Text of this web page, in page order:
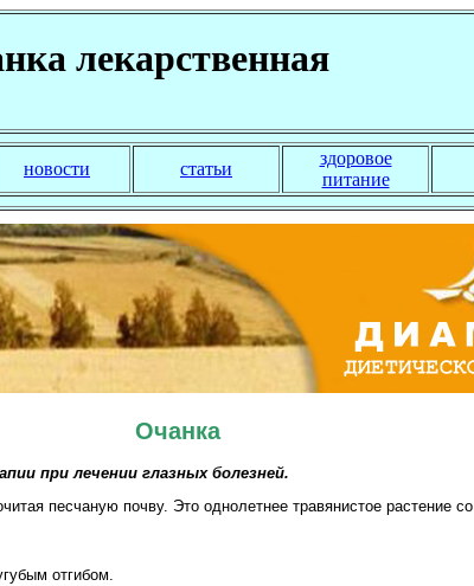
лекарственная
новости статьи
здоровое
питание
Очанка
при лечении глазных болезней.
песчаную почву. Это однолетнее травянистое растение со
отгибом.